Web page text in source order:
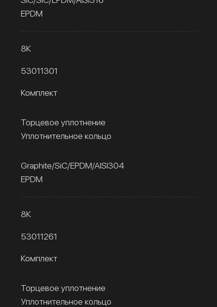
EPDM
8К
53011301
Комплект
Торцевое уплотнение
Уплотнительное кольцо
Graphite/SiC/EPDM/AISI304
EPDM
8К
53011261
Комплект
Торцевое уплотнение
Уплотнительное кольцо